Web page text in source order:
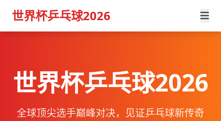
世界杯乒乓球2026
世界杯乒乓球2026
全球顶尖选手巅峰对决，见证乒乓球新传奇